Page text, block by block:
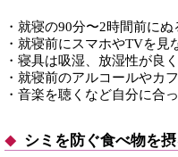
・就寝の90分〜2時間前に
・就寝前にスマホやTVを見
・寝具は吸湿、放湿性が良
・就寝前のアルコールやカ
・音楽を聴くなど自分に合
シミを防ぐ食べ物を